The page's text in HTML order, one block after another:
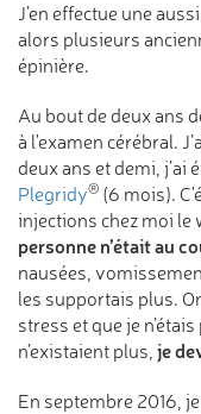
J’en effectue une
alors plusieurs
épinière.
Au bout de deux ans
à l'examen cérébral.
deux ans et demi, j’ai
Plegridy® (6 mois).
injections chez moi le
personne n’était au
nausées,
les supportais plus.
stress et que je
n’existaient plus, je
En septembre 2016,